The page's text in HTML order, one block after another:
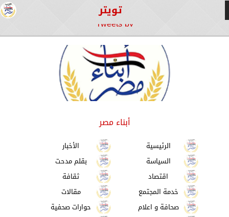
تويتر
Tweets by
أبناء مصر
الرئيسية
الأخبار
السياسة
بقلم مدحت
اقتصاد
ثقافة
خدمة المجتمع
مقالات
صحافة و اعلام
حوارات صحفية